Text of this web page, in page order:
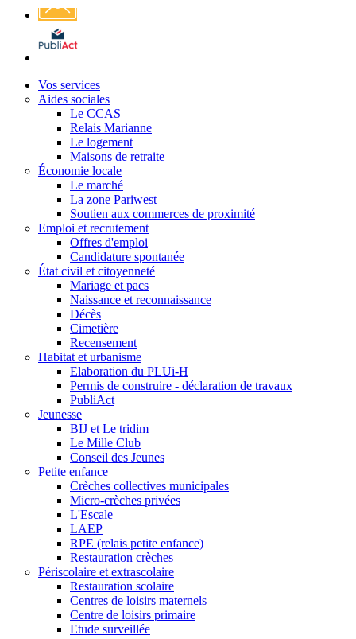
Affichage
légal
Vos services
Aides sociales
Le CCAS
Relais Marianne
Le logement
Maisons de retraite
Économie locale
Le marché
La zone Pariwest
Soutien aux commerces de proximité
Emploi et recrutement
Offres d'emploi
Candidature spontanée
État civil et citoyenneté
Mariage et pacs
Naissance et reconnaissance
Décès
Cimetière
Recensement
Habitat et urbanisme
Elaboration du PLUi-H
Permis de construire - déclaration de travaux
PubliAct
Jeunesse
BIJ et Le tridim
Le Mille Club
Conseil des Jeunes
Petite enfance
Crèches collectives municipales
Micro-crèches privées
L'Escale
LAEP
RPE (relais petite enfance)
Restauration crèches
Périscolaire et extrascolaire
Restauration scolaire
Centres de loisirs maternels
Centre de loisirs primaire
Etude surveillée